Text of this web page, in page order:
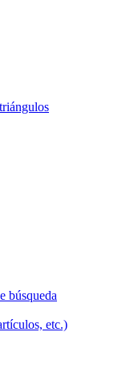
búsqueda
etc.)